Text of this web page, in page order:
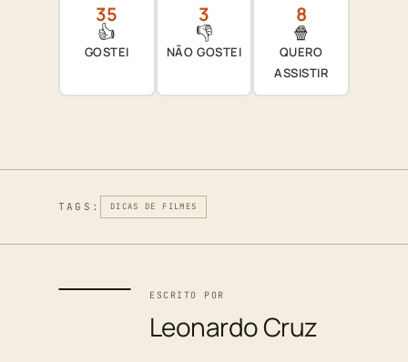
35
👍
GOSTEI
3
👎
NÃO GOSTEI
8
🍿
QUERO
ASSISTIR
TAGS: DICAS DE FILMES
ESCRITO POR
Leonardo Cruz